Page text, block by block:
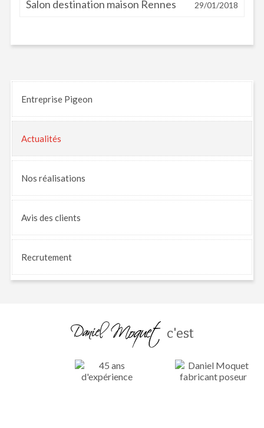
Salon destination maison Rennes 29/01/2018
Entreprise Pigeon
Actualités
Nos réalisations
Avis des clients
Recrutement
c'est